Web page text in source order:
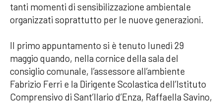
tanti momenti di sensibilizzazione ambientale
organizzati soprattutto per le nuove generazioni.
Il primo appuntamento si è tenuto lunedì 29
maggio quando, nella cornice della sala del
consiglio comunale, l’assessore all’ambiente
Fabrizio Ferri e la Dirigente Scolastica dell’Istituto
Comprensivo di Sant’Ilario d’Enza, Raffaella Savino,